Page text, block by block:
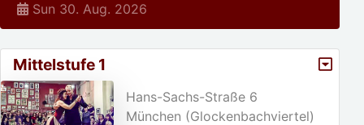
Sun 30. Aug. 2026
Mittelstufe 1
Hans-Sachs-Straße 6
München (Glockenbachviertel)